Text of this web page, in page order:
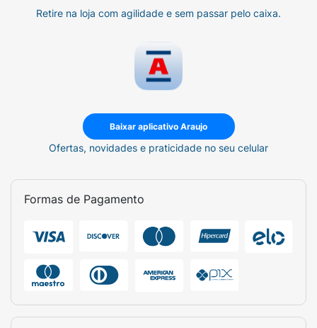
Retire na loja com agilidade e sem passar pelo caixa.
Baixar aplicativo Araujo
Ofertas, novidades e praticidade no seu celular
Formas de Pagamento